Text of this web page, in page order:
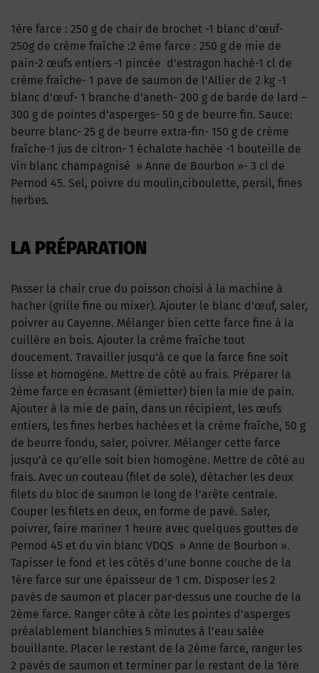
1ère farce : 250 g de chair de brochet -1 blanc d’œuf-
250g de crème fraîche :2 ème farce : 250 g de mie de
pain-2 œufs entiers -1 pincée d’estragon haché-1 cl de
crème fraîche- 1 pave de saumon de l’Allier de 2 kg -1
blanc d’œuf- 1 branche d’aneth- 200 g de barde de lard –
300 g de pointes d’asperges- 50 g de beurre fin. Sauce:
beurre blanc- 25 g de beurre extra-fin- 150 g de crème
fraîche-1 jus de citron- 1 échalote hachée -1 bouteille de
vin blanc champagnisé » Anne de Bourbon »- 3 cl de
Pernod 45. Sel, poivre du moulin,ciboulette, persil, fines
herbes.
LA PRÉPARATION
Passer la chair crue du poisson choisi à la machine à
hacher (grille fine ou mixer). Ajouter le blanc d’œuf, saler,
poivrer au Cayenne. Mélanger bien cette farce fine à la
cuillère en bois. Ajouter la crème fraîche tout
doucement. Travailler jusqu’à ce que la farce fine soit
lisse et homogène. Mettre de côté au frais. Préparer la
2ème farce en écrasant (émietter) bien la mie de pain.
Ajouter à la mie de pain, dans un récipient, les œufs
entiers, les fines herbes hachées et la crème fraîche, 50 g
de beurre fondu, saler, poivrer. Mélanger cette farce
jusqu’à ce qu’elle soit bien homogène. Mettre de côté au
frais. Avec un couteau (filet de sole), détacher les deux
filets du bloc de saumon le long de l’arête centrale.
Couper les filets en deux, en forme de pavé. Saler,
poivrer, faire mariner 1 heure avec quelques gouttes de
Pernod 45 et du vin blanc VDQS » Anne de Bourbon ».
Tapisser le fond et les côtés d’une bonne couche de la
1ère farce sur une épaisseur de 1 cm. Disposer les 2
pavés de saumon et placer par-dessus une couche de la
2ème farce. Ranger côte à côte les pointes d’asperges
préalablement blanchies 5 minutes à l’eau salée
bouillante. Placer le restant de la 2ème farce, ranger les
2 pavés de saumon et terminer par le restant de la 1ère